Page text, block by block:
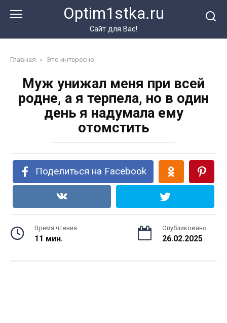
Optim1stka.ru
Сайт для Вас!
Главная » Это интересно
Муж унижал меня при всей
родне, а я терпела, но в один
день я надумала ему
отомстить
Поделиться на Facebook
Время чтения
11 мин.
Опубликовано
26.02.2025